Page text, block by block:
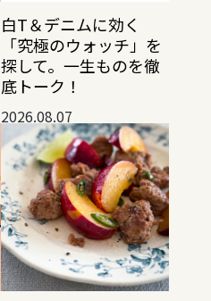
白T＆デニムに効く
「究極のウォッチ」を
探して。一生ものを徹
底トーク！
2026.08.07